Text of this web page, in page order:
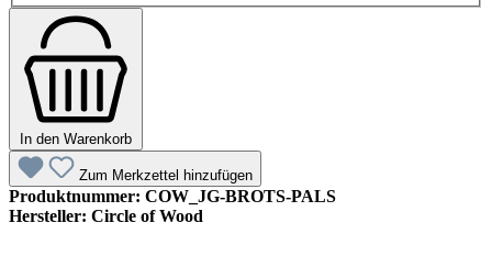
In den Warenkorb
Zum Merkzettel hinzufügen
Produktnummer: COW_JG-BROTS-PALS
Hersteller: Circle of Wood